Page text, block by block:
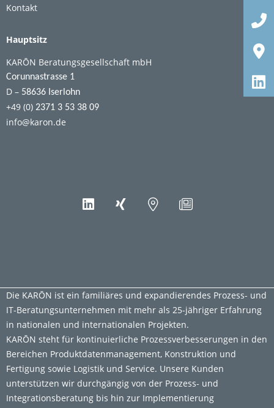
Kontakt
Hauptsitz
KARŌN Beratungsgesellschaft mbH
Corunnastrasse 1
D – 58636 Iserlohn
+49 (0) 2371 3 53 38 09
info@karon.de
Die KARŌN ist ein familiäres und expandierendes Prozess- und
IT-Beratungsunternehmen mit mehr als 25-jähriger Erfahrung
in nationalen und internationalen Projekten.
KARŌN steht für kontinuierliche Prozessverbesserungen in den
Bereichen Produktdatenmanagement, Konstruktion und
Fertigung sowie Logistik und Service. Unsere Kunden
unterstützen wir durchgängig von der Prozess- und
Integrationsberatung bis hin zur Implementierung